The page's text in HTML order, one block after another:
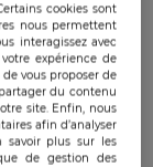
cookies sont
nous permettent
interagissez avec
expérience de
vous proposer de
du contenu
site. Enfin, nous
afin d’analyser
savoir plus sur les
de gestion des